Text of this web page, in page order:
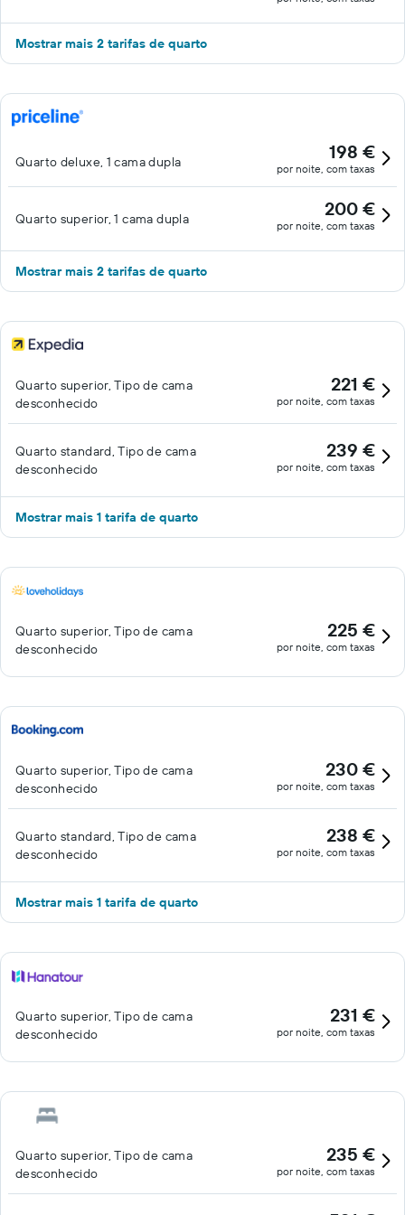
Mostrar mais 2 tarifas de quarto
Quarto deluxe, 1 cama dupla 198 €
por noite, com taxas
Quarto superior, 1 cama dupla 200 €
por noite, com taxas
Mostrar mais 2 tarifas de quarto
Quarto superior, Tipo de cama
desconhecido
221 €
por noite, com taxas
Quarto standard, Tipo de cama
desconhecido
239 €
por noite, com taxas
Mostrar mais 1 tarifa de quarto
Quarto superior, Tipo de cama
desconhecido
225 €
por noite, com taxas
Quarto superior, Tipo de cama
desconhecido
230 €
por noite, com taxas
Quarto standard, Tipo de cama
desconhecido
238 €
por noite, com taxas
Mostrar mais 1 tarifa de quarto
Quarto superior, Tipo de cama
desconhecido
231 €
por noite, com taxas
Quarto superior, Tipo de cama
desconhecido
235 €
por noite, com taxas